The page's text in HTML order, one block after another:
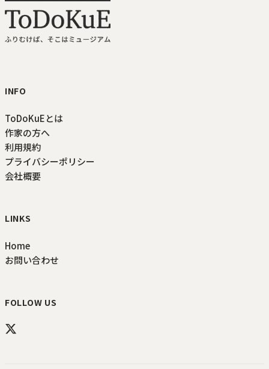
INFO
ToDoKuEとは
作家の方へ
利用規約
プライバシーポリシー
会社概要
LINKS
Home
お問い合わせ
FOLLOW US